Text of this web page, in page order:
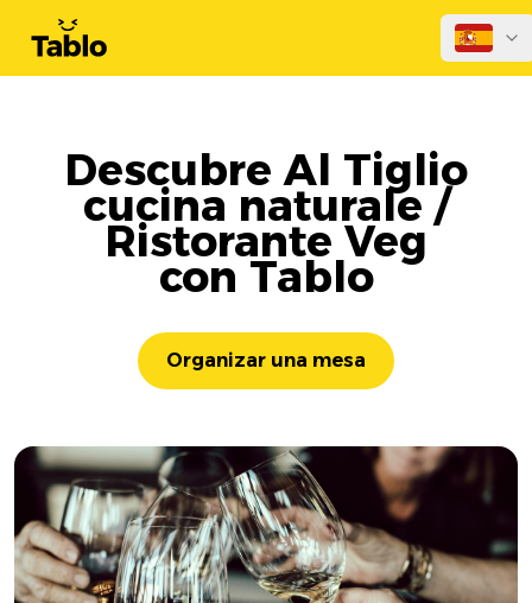
Descubre Al Tiglio
cucina naturale /
Ristorante Veg
con Tablo
Organizar una mesa